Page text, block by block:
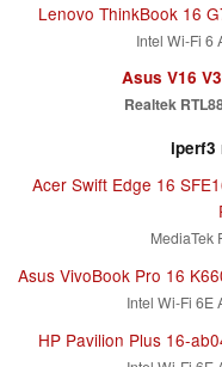
Lenovo ThinkBook 16
Intel Wi-Fi 6
Asus V16
Realtek
iperf3
Acer Swift Edge 16
MediaTek
Asus VivoBook Pro 16
Intel Wi-Fi 6E
HP Pavilion Plus 16-